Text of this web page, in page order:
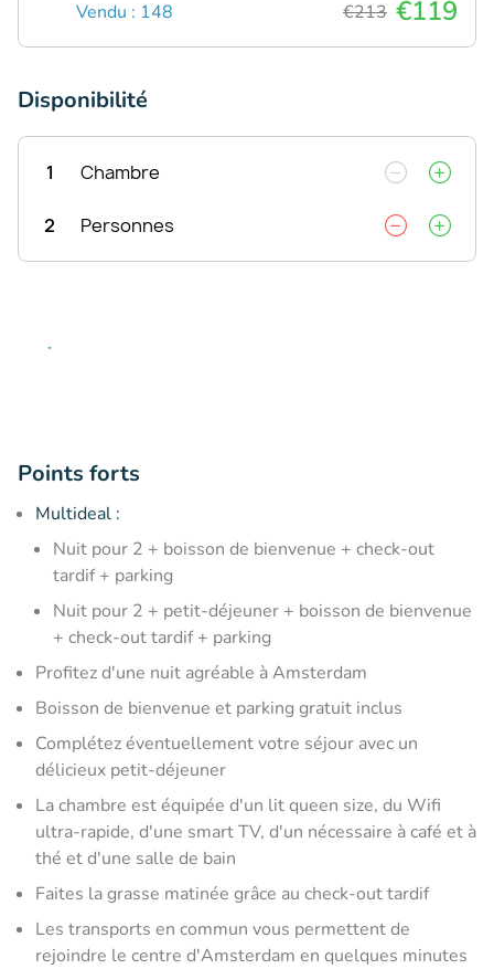
Vendu : 148 €213 €119
Disponibilité
1 Chambre
2 Personnes
Points forts
Multideal :
Nuit pour 2 + boisson de bienvenue + check-out
tardif + parking
Nuit pour 2 + petit-déjeuner + boisson de bienvenue
+ check-out tardif + parking
Profitez d'une nuit agréable à Amsterdam
Boisson de bienvenue et parking gratuit inclus
Complétez éventuellement votre séjour avec un
délicieux petit-déjeuner
La chambre est équipée d'un lit queen size, du Wifi
ultra-rapide, d'une smart TV, d'un nécessaire à café et à
thé et d'une salle de bain
Faites la grasse matinée grâce au check-out tardif
Les transports en commun vous permettent de
rejoindre le centre d'Amsterdam en quelques minutes